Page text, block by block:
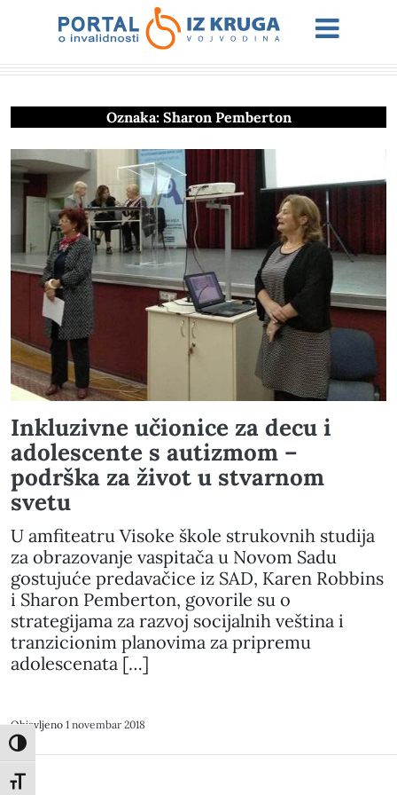
Toggle High Contrast
Toggle Font size
Oznaka: Sharon Pemberton
Inkluzivne učionice za decu i
adolescente s autizmom –
podrška za život u stvarnom
svetu
U amfiteatru Visoke škole strukovnih studija
za obrazovanje vaspitača u Novom Sadu
gostujuće predavačice iz SAD, Karen Robbins
i Sharon Pemberton, govorile su o
strategijama za razvoj socijalnih veština i
tranzicionim planovima za pripremu
adolescenata […]
Objavljeno 1 novembar 2018